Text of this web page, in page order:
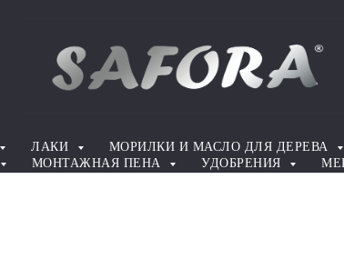
ЛАКИ МОРИЛКИ И МАСЛО ДЛЯ ДЕРЕВА
МОНТАЖНАЯ ПЕНА УДОБРЕНИЯ